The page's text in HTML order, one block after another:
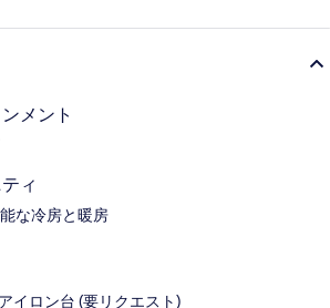
メント
ィ
な冷房と暖房
イロン台 (要リクエスト)